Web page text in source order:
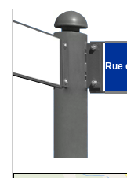
Rue